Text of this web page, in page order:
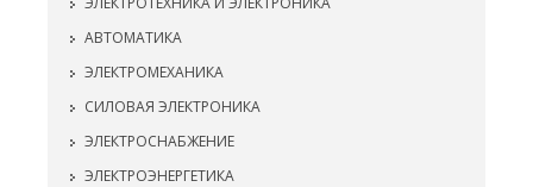
АВТОМАТИКА
ЭЛЕКТРОМЕХАНИКА
СИЛОВАЯ ЭЛЕКТРОНИКА
ЭЛЕКТРОСНАБЖЕНИЕ
ЭЛЕКТРОЭНЕРГЕТИКА